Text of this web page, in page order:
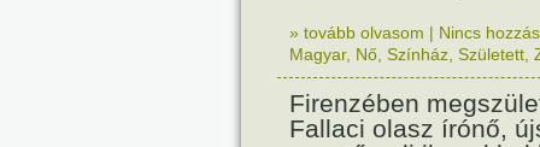
» tovább olvasom | Nincs
Magyar, Nő Színház Született
Firenzében
Fallaci olasz írónő,